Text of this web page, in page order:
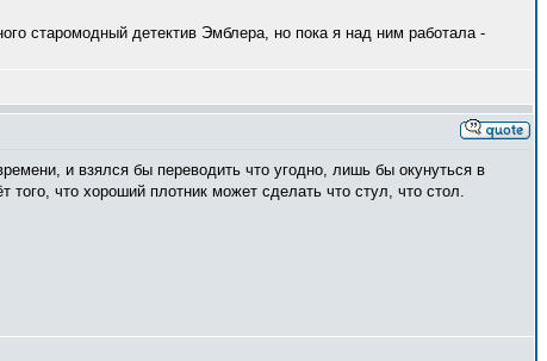
старомодный детектив Эмблера, но пока я над ним работала -
и взялся бы переводить что угодно, лишь бы окунуться в
что хороший плотник может сделать что стул, что стол.